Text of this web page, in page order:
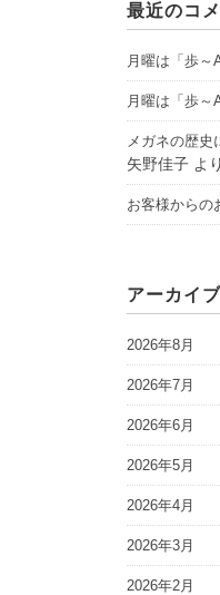
最近のコ
月曜は「歩～
月曜は「歩～
メガネの歴
矢野佳子 より
お客様からの
アーカイブ
2026年8月
2026年7月
2026年6月
2026年5月
2026年4月
2026年3月
2026年2月